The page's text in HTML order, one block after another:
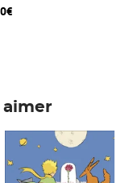
panier
aimer
7,50€